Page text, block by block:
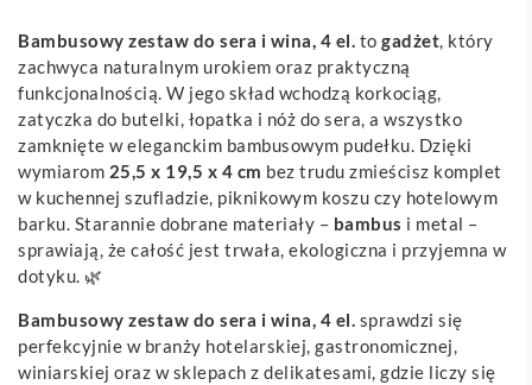
Bambusowy zestaw do sera i wina, 4 el. to gadżet, który
zachwyca naturalnym urokiem oraz praktyczną
funkcjonalnością. W jego skład wchodzą korkociąg,
zatyczka do butelki, łopatka i nóż do sera, a wszystko
zamknięte w eleganckim bambusowym pudełku. Dzięki
wymiarom 25,5 x 19,5 x 4 cm bez trudu zmieścisz komplet
w kuchennej szufladzie, piknikowym koszu czy hotelowym
barku. Starannie dobrane materiały – bambus i metal –
sprawiają, że całość jest trwała, ekologiczna i przyjemna w
dotyku. 🌿
Bambusowy zestaw do sera i wina, 4 el. sprawdzi się
perfekcyjnie w branży hotelarskiej, gastronomicznej,
winiarskiej oraz w sklepach z delikatesami, gdzie liczy się